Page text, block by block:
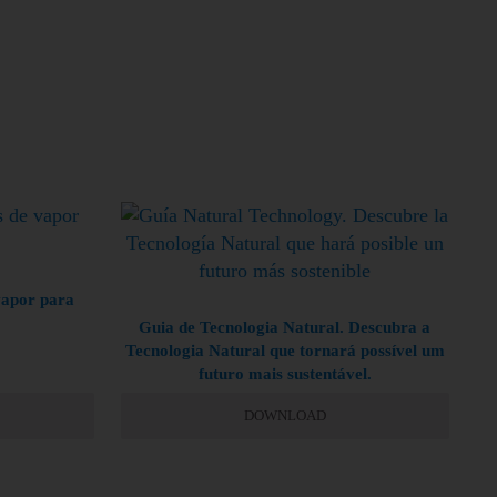
para
Guia de Tecnologia Natural. Descubra a
Tecnologia Natural que tornará possível um
futuro mais sustentável.
DOWNLOAD